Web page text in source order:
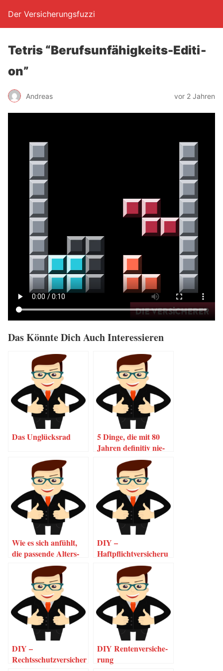
Der Versicherungsfuzzi
Tetris “Berufs­un­fä­hig­keits-Edi­ti­
on”
Andreas vor 2 Jahren
Das Könn­te Dich Auch Interessieren
Das Unglücks­rad
5 Din­ge, die mit 80
Jah­ren defi­ni­tiv nie­
mand sagen wird.
Wie es sich anfühlt,
die pas­sen­de Alters­
vor­sor­ge gefun­den
zu haben…
DIY –
Haftpflichtversicheru
DIY –
Rechtsschutzversicher
DIY Ren­ten­ver­si­che­
rung